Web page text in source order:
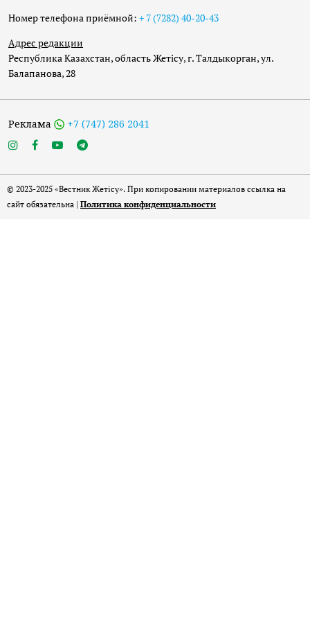
Номер телефона приёмной: + 7 (7282) 40-20-43
Адрес редакции
Республика Казахстан, область Жетісу, г. Талдыкорган, ул.
Балапанова, 28
Реклама +7 (747) 286 2041
© 2023-2025 «Вестник Жетісу». При копировании материалов ссылка на
сайт обязательна | Политика конфиденциальности